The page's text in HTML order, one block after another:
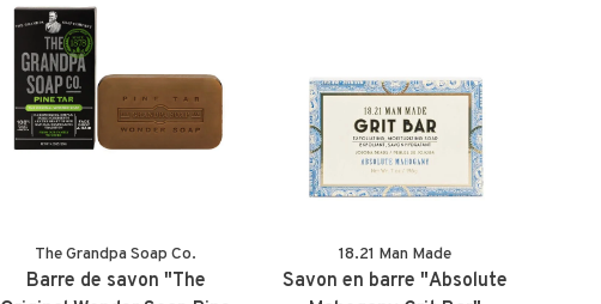
The Grandpa Soap Co.
Barre de savon "The
18.21 Man Made
Savon en barre "Absolute